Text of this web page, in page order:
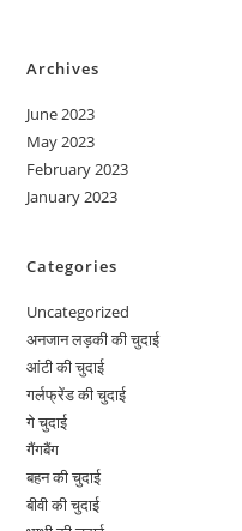
Archives
June 2023
May 2023
February 2023
January 2023
Categories
Uncategorized
अनजान लड़की की चुदाई
आंटी की चुदाई
गर्लफ्रेंड की चुदाई
गे चुदाई
गैंगबैंग
बहन की चुदाई
बीवी की चुदाई